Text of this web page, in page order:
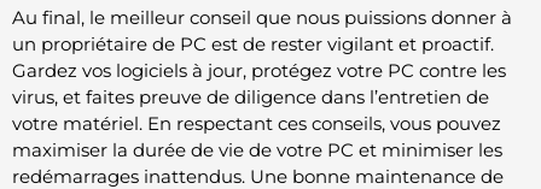
Au final, le meilleur conseil que nous puissions donner à
un propriétaire de PC est de rester vigilant et proactif.
Gardez vos logiciels à jour, protégez votre PC contre les
virus, et faites preuve de diligence dans l’entretien de
votre matériel. En respectant ces conseils, vous pouvez
maximiser la durée de vie de votre PC et minimiser les
redémarrages inattendus. Une bonne maintenance de